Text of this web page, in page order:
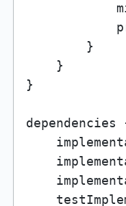
        }
    }
}
dependencies